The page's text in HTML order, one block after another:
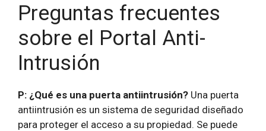
Preguntas frecuentes
sobre el Portal Anti-
Intrusión
P: ¿Qué es una puerta antiintrusión? Una puerta
antiintrusión es un sistema de seguridad diseñado
para proteger el acceso a su propiedad. Se puede